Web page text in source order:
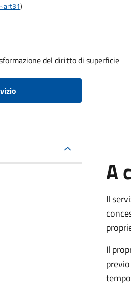
)
del diritto di superficie
A
Il
Il